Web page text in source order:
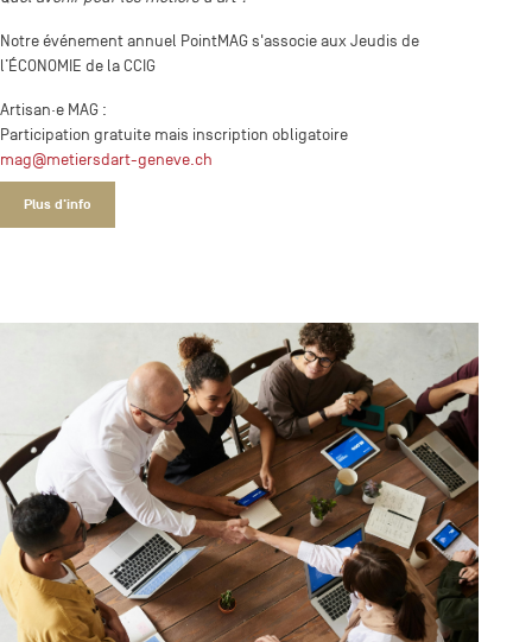
Notre événement annuel PointMAG s'associe aux Jeudis de
l’ÉCONOMIE de la CCIG
Artisan·e MAG :
Participation gratuite mais inscription obligatoire
mag@metiersdart-geneve.ch
Plus d'info